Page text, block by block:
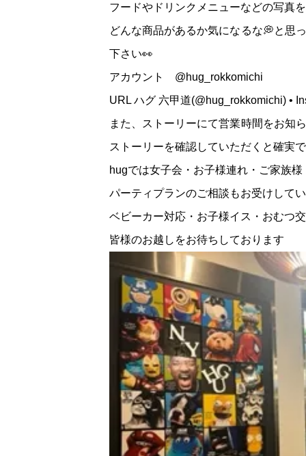
フードやドリンクメニューなどの写真
どんな商品があるか気になるな💭と思
下さい👀
アカウント @hug_rokkomichi
URL ハグ 六甲道(@hug_rokkomichi) •
また、ストーリーにて営業時間をお知
ストーリーを確認していただくと確実
hugでは女子会・お子様連れ・ご家族
パーティプランのご相談もお受けして
ベビーカー対応・お子様イス・おむつ
皆様のお越しをお待ちしております